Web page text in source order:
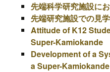
先端科学研究施設に
先端研究施設での見
Attitude of K12
Super-Kamiokande
Development of a
a Super-